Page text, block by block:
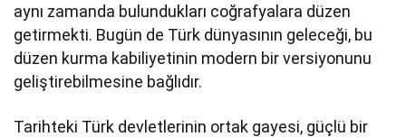
aynı zamanda bulundukları coğrafyalara düzen
getirmekti. Bugün de Türk dünyasının geleceği, bu
düzen kurma kabiliyetinin modern bir versiyonunu
geliştirebilmesine bağlıdır.
Tarihteki Türk devletlerinin ortak gayesi, güçlü bir